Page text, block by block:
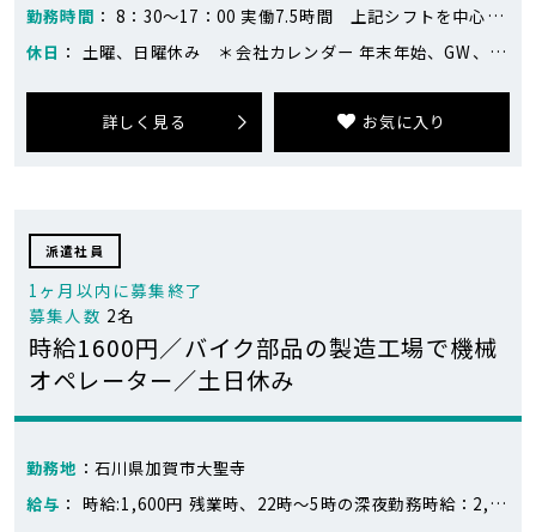
勤務時間 ： 8：30～17：00 実働7.5時間 上記シフトを中心に前後1時間単位での時差出勤シフト（前週にシフト決定）
休日 ： 土曜、日曜休み ＊会社カレンダー 年末年始、GW、お盆の長期連休あり
詳しく見る お気に入り
派遣社員
1ヶ月以内に募集終了
募集人数 2名
時給1600円／バイク部品の製造工場で機械
オペレーター／土日休み
勤務地 ：石川県加賀市大聖寺
給与 ： 時給:1,600円 残業時、22時～5時の深夜勤務時給：2,000円 月収例:28万円～29万円 ※283,500円～293,500円（21日稼働、残業なし～5時間の場合） 日勤：12,800円/日×7日＝89,600円 夕勤：13,700円/日×7日＝95,900円 夜勤：14,000円/日×7日＝98,000円 残業5時間＝2,000円×5時間＝10,000円 計：293,500円 ※目安です。